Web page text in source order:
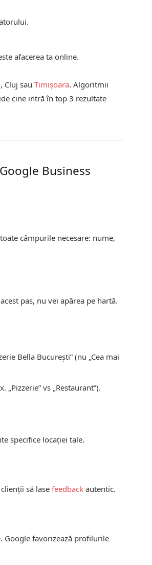
afacerea ta online.
Cluj sauTimișoara. Algoritmii
cine intră în top 3 rezultate
Business
câmpurile necesare: nume,
pas, nu vei apărea pe hartă.
Bella București” (nu „Cea mai
„Pizzerie” vs „Restaurant”).
specifice locației tale.
să lasefeedback autentic.
Google favorizează profilurile